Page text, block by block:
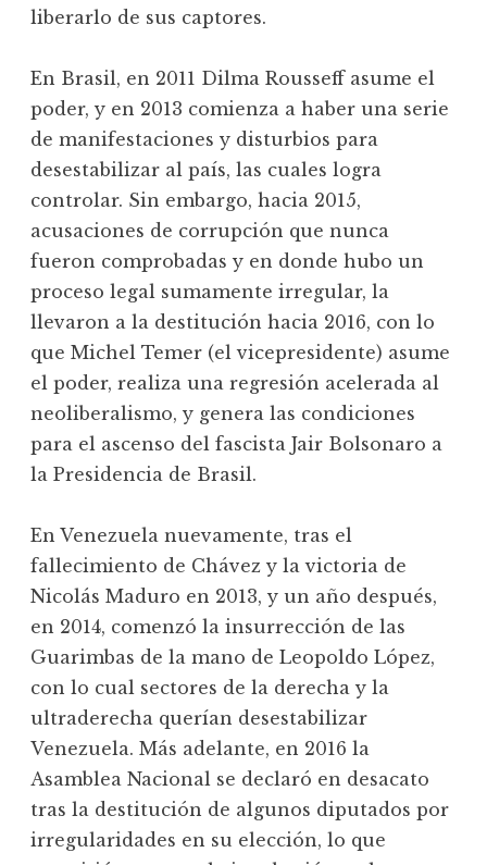
liberarlo de sus captores.
En Brasil, en 2011 Dilma Rousseff asume el
poder, y en 2013 comienza a haber una serie
de manifestaciones y disturbios para
desestabilizar al país, las cuales logra
controlar. Sin embargo, hacia 2015,
acusaciones de corrupción que nunca
fueron comprobadas y en donde hubo un
proceso legal sumamente irregular, la
llevaron a la destitución hacia 2016, con lo
que Michel Temer (el vicepresidente) asume
el poder, realiza una regresión acelerada al
neoliberalismo, y genera las condiciones
para el ascenso del fascista Jair Bolsonaro a
la Presidencia de Brasil.
En Venezuela nuevamente, tras el
fallecimiento de Chávez y la victoria de
Nicolás Maduro en 2013, y un año después,
en 2014, comenzó la insurrección de las
Guarimbas de la mano de Leopoldo López,
con lo cual sectores de la derecha y la
ultraderecha querían desestabilizar
Venezuela. Más adelante, en 2016 la
Asamblea Nacional se declaró en desacato
tras la destitución de algunos diputados por
irregularidades en su elección, lo que